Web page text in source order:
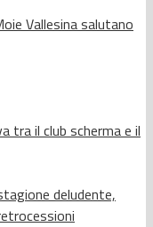
Vallesina salutano
tra il club scherma e il
deludente,